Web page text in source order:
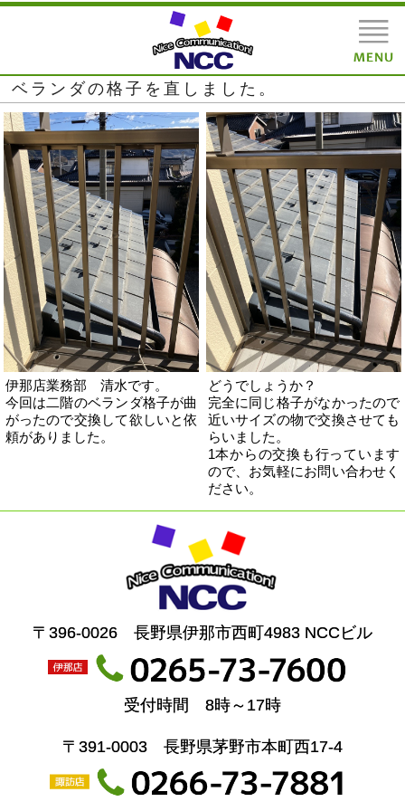
ベランダの格子を直しました。
伊那店業務部 清水です。
今回は二階のベランダ格子が曲
がったので交換して欲しいと依
頼がありました。
どうでしょうか？
完全に同じ格子がなかったので
近いサイズの物で交換させても
らいました。
1本からの交換も行っています
ので、お気軽にお問い合わせく
ださい。
〒396-0026 長野県伊那市西町4983 NCCビル
受付時間 8時～17時
〒391-0003 長野県茅野市本町西17-4